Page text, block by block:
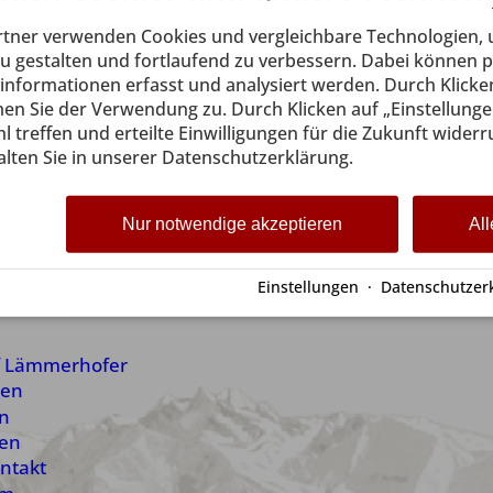
30 %, bei Vollpension 40 % des
dass dem Gastgeber keine oder eine wesentlich
ist.
und Glauben gehalten, nicht in Anspruch
Ausfälle zu vermeiden.
des Zimmers hat der Gast für die Dauer des
ist der Betriebsort.
Schließen Sie hier eine
verwenden Cookies und vergleichbare Technologien,
gestalten und fortlaufend zu verbessern. Dabei können
erfasst und analysiert werden. Durch
Sie der Verwendung zu. Durch Klicken auf
treffen und erteilte Einwilligungen für die Zukunft
Sie in unserer Datenschutzerklärung.
Nur notwendige akzeptieren
Einstellungen ·